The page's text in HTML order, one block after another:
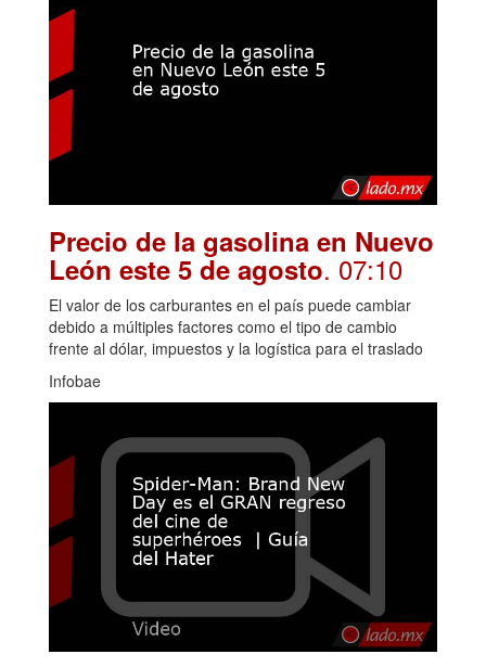
Precio de la gasolina en Nuevo
León este 5 de agosto. 07:10
El valor de los carburantes en el país puede cambiar
debido a múltiples factores como el tipo de cambio
frente al dólar, impuestos y la logística para el traslado
Infobae